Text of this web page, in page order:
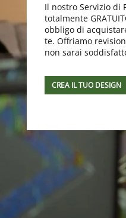
Il nostro Servizio di
totalmente
obbligo di
te. Offriamo
non sarai
CREA IL TUO DESIGN